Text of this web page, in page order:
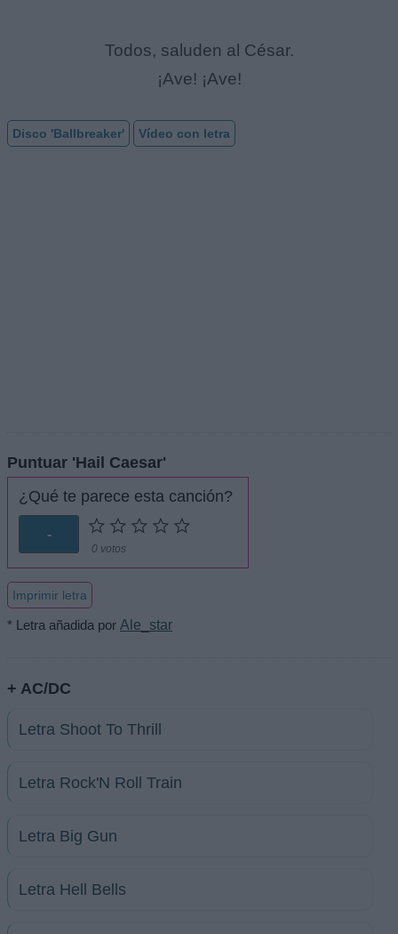
Todos, saluden al César.
¡Ave! ¡Ave!
Disco 'Ballbreaker' Vídeo con letra
Puntuar 'Hail Caesar'
¿Qué te parece esta canción?
-
0 votos
Imprimir letra
* Letra añadida por Ale_star
+ AC/DC
Letra Shoot To Thrill
Letra Rock'N Roll Train
Letra Big Gun
Letra Hell Bells